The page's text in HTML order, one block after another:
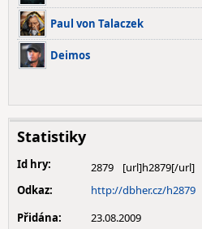
Paul von Talaczek
Deimos
Statistiky
Id hry:
2879
Odkaz:
http://dbher.cz/h2879
Přidána:
23.08.2009